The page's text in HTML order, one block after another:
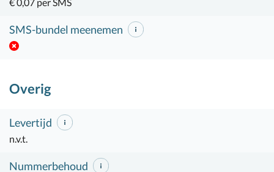
€ 0,07 per SMS
SMS-bundel meenemen
Overig
Levertijd
n.v.t.
Nummerbehoud